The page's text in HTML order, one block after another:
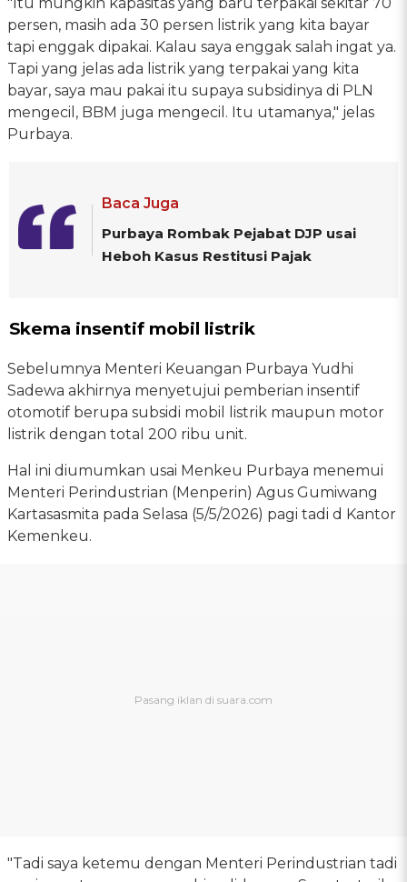
persen, masih ada 30 persen listrik yang kita bayar
tapi enggak dipakai. Kalau saya enggak salah ingat ya.
Tapi yang jelas ada listrik yang terpakai yang kita
bayar, saya mau pakai itu supaya subsidinya di PLN
mengecil, BBM juga mengecil. Itu utamanya," jelas
Purbaya.
Baca Juga
Purbaya Rombak Pejabat DJP usai
Heboh Kasus Restitusi Pajak
Skema insentif mobil listrik
Sebelumnya Menteri Keuangan Purbaya Yudhi
Sadewa akhirnya menyetujui pemberian insentif
otomotif berupa subsidi mobil listrik maupun motor
listrik dengan total 200 ribu unit.
Hal ini diumumkan usai Menkeu Purbaya menemui
Menteri Perindustrian (Menperin) Agus Gumiwang
Kartasasmita pada Selasa (5/5/2026) pagi tadi d Kantor
Kemenkeu.
"Tadi saya ketemu dengan Menteri Perindustrian tadi